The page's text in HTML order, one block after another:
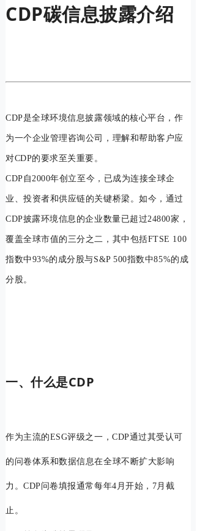
CDP碳信息披露介绍
CDP是全球环境信息披露领域的核心平台，作
为一个企业管理咨询公司，理解和帮助客户应
对CDP的要求至关重要。
CDP自2000年创立至今，已成为连接全球企
业、投资者和供应链的关键桥梁。如今，通过
CDP披露环境信息的企业数量已超过24800家，
覆盖全球市值的三分之二，其中包括FTSE 100
指数中93%的成分股与S&P 500指数中85%的成
分股。
一、什么是CDP
作为主流的ESG评级之一，CDP通过其受认可
的问卷体系和数据信息在全球不断扩大影响
力。CDP问卷填报通常每年4月开始，7月截
止。